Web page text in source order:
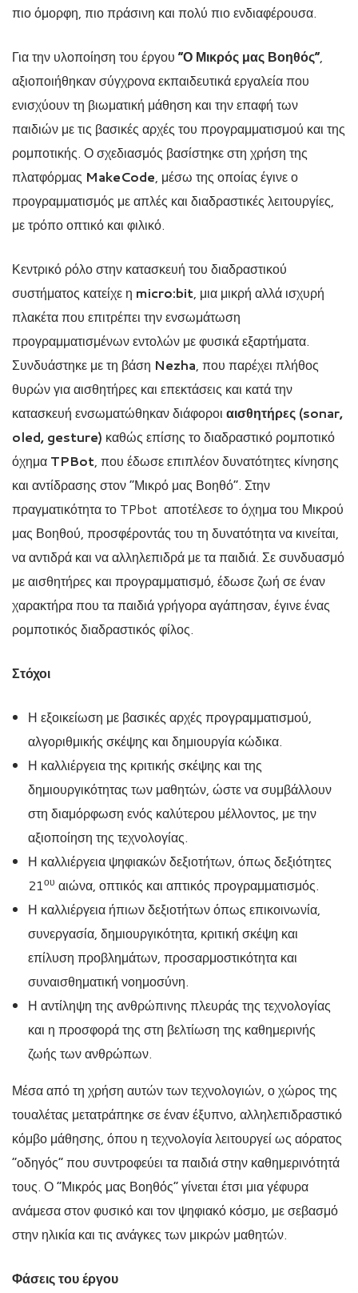
πιο όμορφη, πιο πράσινη και πολύ πιο ενδιαφέρουσα.
Για την υλοποίηση του έργου “Ο Μικρός μας Βοηθός”,
αξιοποιήθηκαν σύγχρονα εκπαιδευτικά εργαλεία που
ενισχύουν τη βιωματική μάθηση και την επαφή των
παιδιών με τις βασικές αρχές του προγραμματισμού και της
ρομποτικής. Ο σχεδιασμός βασίστηκε στη χρήση της
πλατφόρμας MakeCode, μέσω της οποίας έγινε ο
προγραμματισμός με απλές και διαδραστικές λειτουργίες,
με τρόπο οπτικό και φιλικό.
Κεντρικό ρόλο στην κατασκευή του διαδραστικού
συστήματος κατείχε η micro:bit, μια μικρή αλλά ισχυρή
πλακέτα που επιτρέπει την ενσωμάτωση
προγραμματισμένων εντολών με φυσικά εξαρτήματα.
Συνδυάστηκε με τη βάση Nezha, που παρέχει πλήθος
θυρών για αισθητήρες και επεκτάσεις και κατά την
κατασκευή ενσωματώθηκαν διάφοροι αισθητήρες (sonar,
oled, gesture) καθώς επίσης το διαδραστικό ρομποτικό
όχημα TPBot, που έδωσε επιπλέον δυνατότητες κίνησης
και αντίδρασης στον “Μικρό μας Βοηθό”. Στην
πραγματικότητα το TPbot αποτέλεσε το όχημα του Μικρού
μας Βοηθού, προσφέροντάς του τη δυνατότητα να κινείται,
να αντιδρά και να αλληλεπιδρά με τα παιδιά. Σε συνδυασμό
με αισθητήρες και προγραμματισμό, έδωσε ζωή σε έναν
χαρακτήρα που τα παιδιά γρήγορα αγάπησαν, έγινε ένας
ρομποτικός διαδραστικός φίλος.
Στόχοι
Η εξοικείωση με βασικές αρχές προγραμματισμού,
αλγοριθμικής σκέψης και δημιουργία κώδικα.
Η καλλιέργεια της κριτικής σκέψης και της
δημιουργικότητας των μαθητών, ώστε να συμβάλλουν
στη διαμόρφωση ενός καλύτερου μέλλοντος, με την
αξιοποίηση της τεχνολογίας.
Η καλλιέργεια ψηφιακών δεξιοτήτων, όπως δεξιότητες
21ου αιώνα, οπτικός και απτικός προγραμματισμός.
Η καλλιέργεια ήπιων δεξιοτήτων όπως επικοινωνία,
συνεργασία, δημιουργικότητα, κριτική σκέψη και
επίλυση προβλημάτων, προσαρμοστικότητα και
συναισθηματική νοημοσύνη.
Η αντίληψη της ανθρώπινης πλευράς της τεχνολογίας
και η προσφορά της στη βελτίωση της καθημερινής
ζωής των ανθρώπων.
Μέσα από τη χρήση αυτών των τεχνολογιών, ο χώρος της
τουαλέτας μετατράπηκε σε έναν έξυπνο, αλληλεπιδραστικό
κόμβο μάθησης, όπου η τεχνολογία λειτουργεί ως αόρατος
“οδηγός” που συντροφεύει τα παιδιά στην καθημερινότητά
τους. Ο “Μικρός μας Βοηθός” γίνεται έτσι μια γέφυρα
ανάμεσα στον φυσικό και τον ψηφιακό κόσμο, με σεβασμό
στην ηλικία και τις ανάγκες των μικρών μαθητών.
Φάσεις του έργου